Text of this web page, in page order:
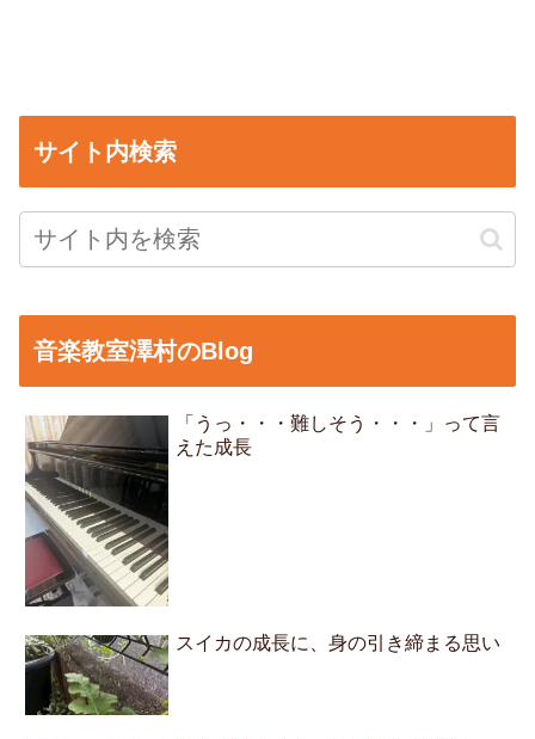
サイト内検索
音楽教室澤村のBlog
「うっ・・・難しそう・・・」って言
えた成長
スイカの成長に、身の引き締まる思い